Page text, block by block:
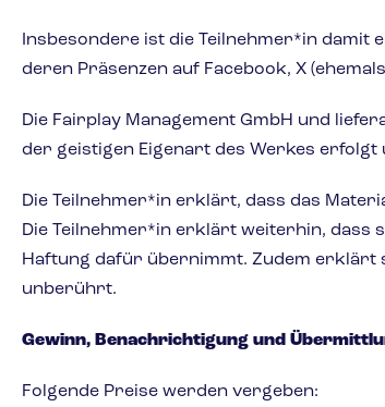
Insbesondere ist die Teilnehmer*in damit
deren Präsenzen auf Facebook, X
Die Fairplay Management GmbH und
der geistigen Eigenart des Werkes
Die Teilnehmer*in erklärt, dass das
Die Teilnehmer*in erklärt weiterhin, dass
Haftung dafür übernimmt. Zudem erklärt
unberührt.
Gewinn, Benachrichtigung und
Folgende Preise werden vergeben: